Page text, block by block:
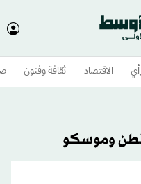
الاقتصاد ثقافة وفنون
وموسكو